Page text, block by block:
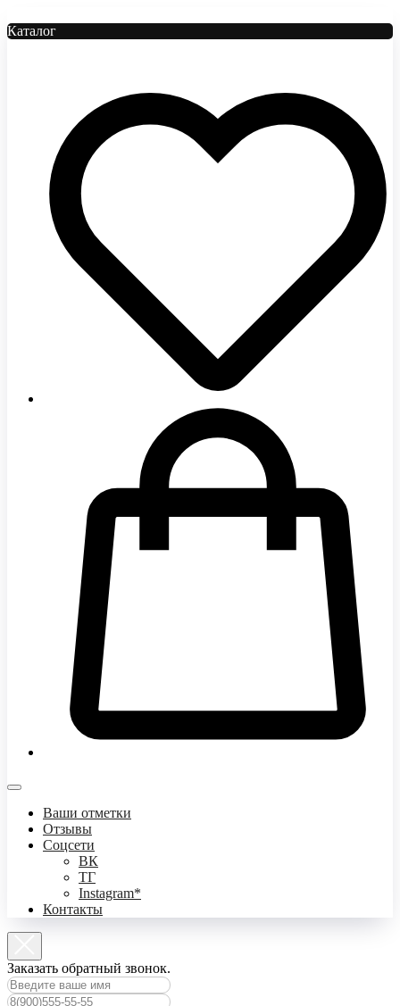
Каталог
Ваши отметки
Отзывы
Соцсети
ВК
ТГ
Instagram*
Контакты
Заказать обратный звонок.